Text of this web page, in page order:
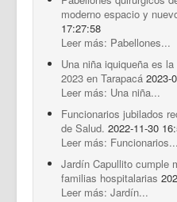
moderno espacio y
17:27:58
Leer más: Pabellones...
Una niña iquiqueña es
2023 en Tarapacá 2023-
Leer más: Una niña...
Funcionarios jubilados
de Salud. 2022-11-30
Leer más: Funcionarios...
Jardín Capullito cumple
familias hospitalarias
Leer más: Jardín...